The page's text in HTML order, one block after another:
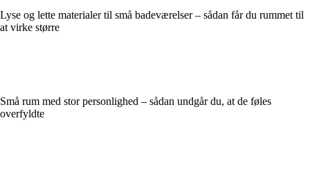
Lyse og lette materialer til små badeværelser – sådan får du rummet til
at virke større
Små rum med stor personlighed – sådan undgår du, at de føles
overfyldte